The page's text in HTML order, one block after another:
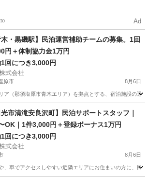
Ad
木・黒磯駅】民泊運営補助チームの募集。1回
円＋体制協力金1万円
回につき3,000円
式会社
原市 8月6日
ア（那須塩原市青木エリア）を拠点とする、宿泊施設の運
軽作業 宿泊施設
光市清滝安良沢町】民泊サポートスタッフ｜
OK｜1件3,000円＋登録ボーナス1万円
回につき3,000円
式会社
8月6日
、車でアクセスしやすい近隣エリアにお住まいの方に、民